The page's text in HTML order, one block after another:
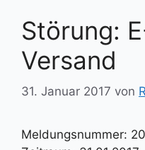
Störung:
Versand
31. Januar 2017 von
Meldungsnummer: